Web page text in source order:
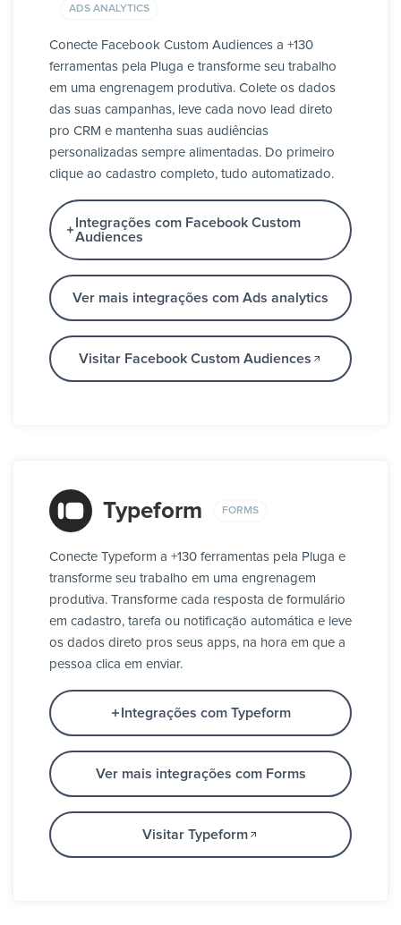
ADS ANALYTICS
Conecte Facebook Custom Audiences a +130
ferramentas pela Pluga e transforme seu trabalho
em uma engrenagem produtiva. Colete os dados
das suas campanhas, leve cada novo lead direto
pro CRM e mantenha suas audiências
personalizadas sempre alimentadas. Do primeiro
clique ao cadastro completo, tudo automatizado.
Integrações com Facebook Custom
Audiences
Ver mais integrações com Ads analytics
Visitar Facebook Custom Audiences
Typeform FORMS
Conecte Typeform a +130 ferramentas pela Pluga e
transforme seu trabalho em uma engrenagem
produtiva. Transforme cada resposta de formulário
em cadastro, tarefa ou notificação automática e leve
os dados direto pros seus apps, na hora em que a
pessoa clica em enviar.
Integrações com Typeform
Ver mais integrações com Forms
Visitar Typeform